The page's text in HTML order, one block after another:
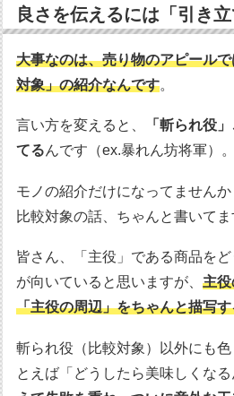
良さを伝えるには「引き
大事なのは、売り物のアピール
対象」の紹介なんです。
言い方を変えると、
「斬られ役
てるんです（ex.暴れん坊将軍）。
モノの紹介だけになってませんか
比較対象の話、ちゃんと書いてま
皆さん、「主役」である商品を
が向いていると思いますが、主
「主役の周辺」をちゃんと描写
斬られ役（比較対象）以外にも
とえば「どうしたら美味しくな